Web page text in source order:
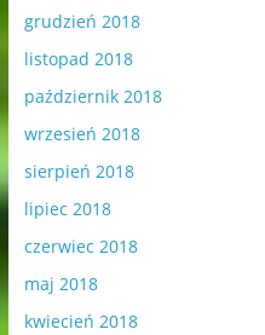
grudzień 2018
listopad 2018
październik 2018
wrzesień 2018
sierpień 2018
lipiec 2018
czerwiec 2018
maj 2018
kwiecień 2018